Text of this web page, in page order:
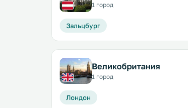
1 город
Зальцбург
Великобритания
1 город
Лондон